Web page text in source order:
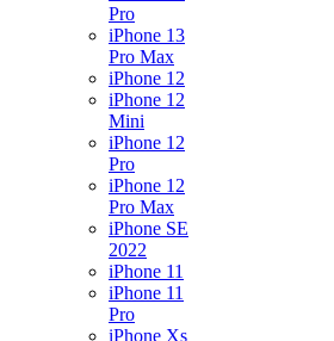
Pro
iPhone 13
Pro Max
iPhone 12
iPhone 12
Mini
iPhone 12
Pro
iPhone 12
Pro Max
iPhone SE
2022
iPhone 11
iPhone 11
Pro
iPhone Xs